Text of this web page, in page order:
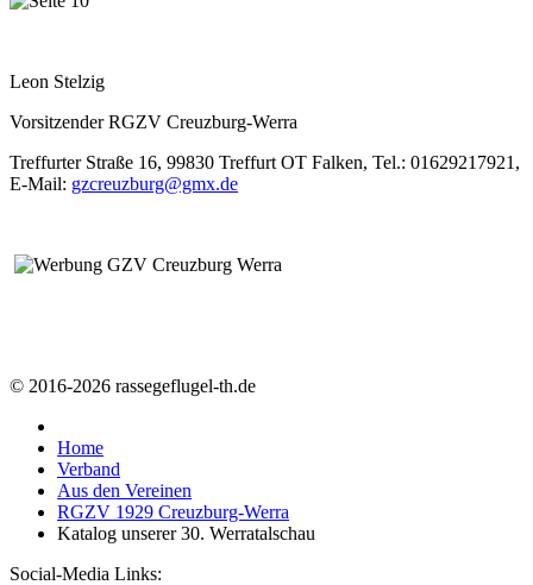
Leon Stelzig
Vorsitzender RGZV Creuzburg-Werra
Treffurter Straße 16, 99830 Treffurt OT Falken, Tel.: 01629217921,
E-Mail: gzcreuzburg@gmx.de
© 2016-2026 rassegeflugel-th.de
Home
Verband
Aus den Vereinen
RGZV 1929 Creuzburg-Werra
Katalog unserer 30. Werratalschau
Social-Media Links: